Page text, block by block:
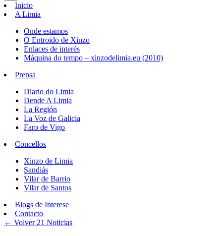
Inicio
A Limia
Onde estamos
O Entroido de Xinzo
Enlaces de interés
Máquina do tempo – xinzodelimia.eu (2010)
Prensa
Diario do Limia
Dende A Limia
La Región
La Voz de Galicia
Faro de Vigo
Concellos
Xinzo de Limia
Sandiás
Vilar de Barrio
Vilar de Santos
Blogs de Interese
Contacto
← Volver 21 Noticias